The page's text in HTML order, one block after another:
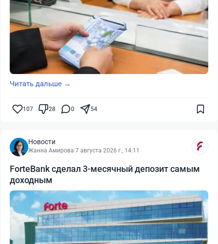
Читать дальше →
107 28 0 54
Новости
Жанна Амирова·7 августа 2026 г., 14:11
ForteBank сделал 3-месячный депозит самым
доходным